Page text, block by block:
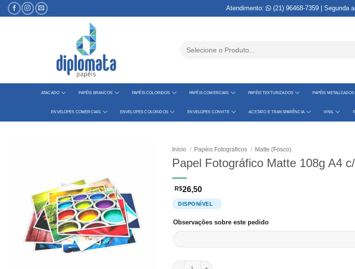
Skip
to
Atendimento: (21) 96468-7359 | Segunda
por:
ATACADO PAPÉIS BRANCOS PAPÉIS COLORIDOS PAPÉIS COMERCIAIS PAPÉIS TEXTURIZADOS PAPÉIS METALIZADOS
ENVELOPES COMERCIAIS ENVELOPES COLORIDOS ENVELOPES CONVITE ACETATO E TRANSPARÊNCIA VINIL
Início / Papéis Fotográficos / Matte (Fosco)
Papel Fotográfico Matte 108g A4
R$26,50
Observações sobre este pedido
Papel Fotográfico Matte 108g A4 c/ 100 Fls quantidade